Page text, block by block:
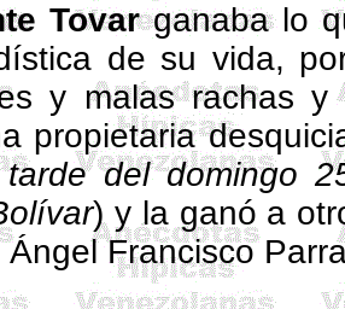
Tovarganaba lo
de su vida,
y malas rachas
propietaria
del domingo
) y la ganó a
Francisco